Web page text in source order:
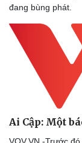
đang bùng phát.
Ai Cập: Một
VOV.VN -Trước